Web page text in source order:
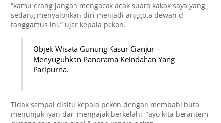
“kamu orang jangan mengacak acak suara kakak saya yang
sedang menyalonkan diri menjadi anggota dewan di
tanggamus ini,” ujar kepala pekon.
Objek Wisata Gunung Kasur Cianjur –
Menyuguhkan Panorama Keindahan Yang
Paripurna.
Tidak sampai disitu kepala pekon dengan membabi buta
menunjuk iyan dan mengajak berkelahi, “ayo kita berantem